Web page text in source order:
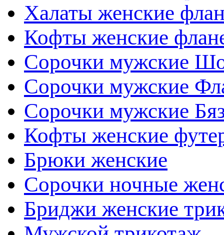
Халаты женские
Кофты женские
Сорочки мужские
Сорочки мужские
Сорочки мужские
Кофты женские
Брюки женские
Сорочки ночные
Бриджи женские